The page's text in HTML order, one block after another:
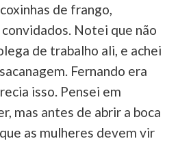
de frango,
Notei que não
de trabalho ali, e achei
Fernando era
isso. Pensei em
mas antes de abrir a boca
as mulheres devem vir